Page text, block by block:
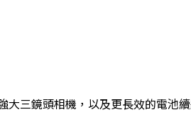
三鏡頭相機，以及更長效的電池續